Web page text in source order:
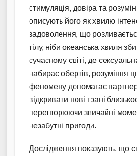
стимуляція, довіра та
описують його як хвилю
задоволення, що
тілу, ніби океанська хвиля
сучасному світі, де
набирає обертів, розуміння
феномену допомагає
відкривати нові грані
перетворюючи звичайні
незабутні пригоди.
Дослідження показують, що